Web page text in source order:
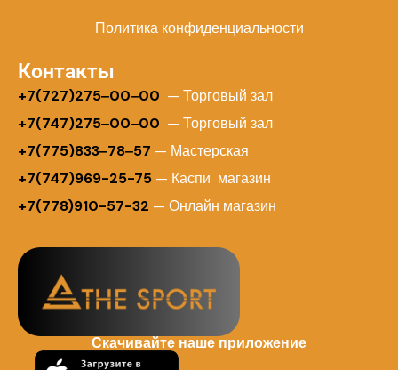
Политика конфиденциальности
Контакты
+7(727)275‒00‒00 — Торговый зал
+7(747)275‒00‒00 — Торговый зал
+7(775)833‒78‒57 — Мастерская
+7(747)969-25-75 — Каспи магазин
+7(778)910-57-32 — Онлайн магазин
Скачивайте наше приложение